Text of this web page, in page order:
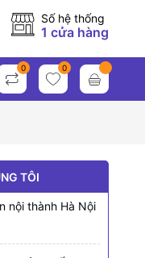
Số hệ thống
1 cửa hàng
0 0
TÔI
nội thành Hà Nội